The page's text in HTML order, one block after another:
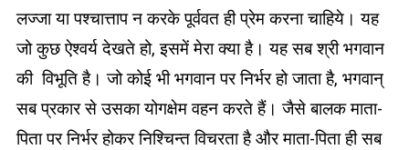
लज्जा या पश्चात्ताप न करके पूर्ववत ही प्रेम करना चाहिये। यह
जो कुछ ऐश्वर्य देखते हो, इसमें मेरा क्या है। यह सब श्री भगवान
की विभूति है। जो कोई भी भगवान पर निर्भर हो जाता है, भगवान्
सब प्रकार से उसका योगक्षेम वहन करते हैं। जैसे बालक माता-
पिता पर निर्भर होकर निश्चिन्त विचरता है और माता-पिता ही सब